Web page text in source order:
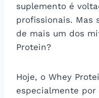
suplemento é
profissionais. Mas
de mais um dos
Protein?
Hoje, o Whey
especialmente por